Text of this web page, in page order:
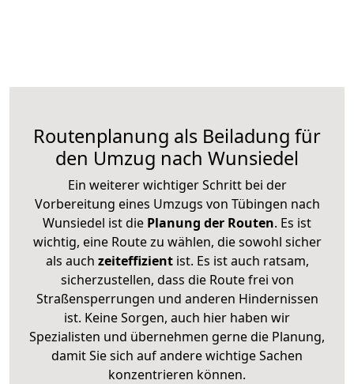
Routenplanung als Beiladung für
den Umzug nach Wunsiedel
Ein weiterer wichtiger Schritt bei der
Vorbereitung eines Umzugs von Tübingen nach
Wunsiedel ist die Planung der Routen. Es ist
wichtig, eine Route zu wählen, die sowohl sicher
als auch zeiteffizientist. Es ist auch ratsam,
sicherzustellen, dass die Route frei von
Straßensperrungen und anderen Hindernissen
ist. Keine Sorgen, auch hier haben wir
Spezialisten und übernehmen gerne die Planung,
damit Sie sich auf andere wichtige Sachen
konzentrieren können.